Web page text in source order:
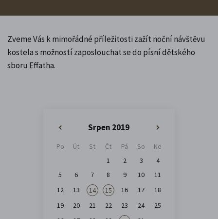
Zveme Vás k mimořádné příležitosti zažít noční návštěvu
kostela s možností zaposlouchat se do písní dětského
sboru Effatha.
Srpen 2019
Po Út St Čt Pá So
Ne
1
2 3
4
5
6 7 8 9 10
11
12
13 14 15 16 17
18
19
20 21 22 23 24
25